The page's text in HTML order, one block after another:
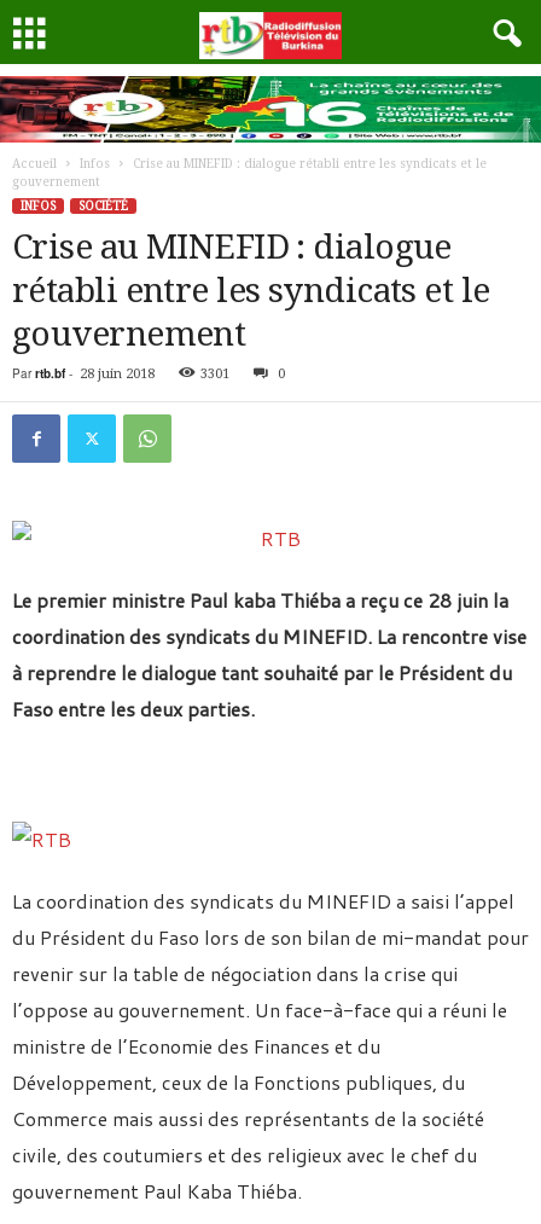
Accueil Infos
Crise au MINEFID : dialogue rétabli entre les syndicats et le
gouvernement
INFOS
SOCIÉTÉ
Crise au MINEFID : dialogue
rétabli entre les syndicats et le
gouvernement
Par rtb.bf- 28 juin 2018 3301 0
Le premier ministre Paul kaba Thiéba a reçu ce 28 juin la
coordination des syndicats du MINEFID. La rencontre vise
à reprendre le dialogue tant souhaité par le Président du
Faso entre les deux parties.
La coordination des syndicats du MINEFID a saisi l’appel
du Président du Faso lors de son bilan de mi-mandat pour
revenir sur la table de négociation dans la crise qui
l’oppose au gouvernement. Un face-à-face qui a réuni le
ministre de l’Economie des Finances et du
Développement, ceux de la Fonctions publiques, du
Commerce mais aussi des représentants de la société
civile, des coutumiers et des religieux avec le chef du
gouvernement Paul Kaba Thiéba.